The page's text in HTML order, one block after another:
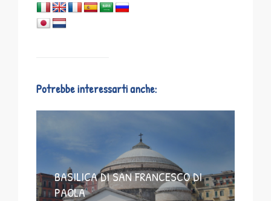
Potrebbe interessarti anche:
BASILICA DI SAN FRANCESCO DI
PAOLA